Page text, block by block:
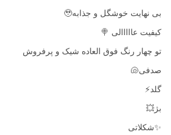
بی نهایت خوشگل و جذابه🥹
کیفیت عااااالی 🍭
تو چهار رنگ فوق العاده شیک و پرفروش
صدفی🐚
گلد⚡️
بژ💥
✨شکلاتی